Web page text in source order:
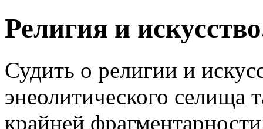
Религия и
Судить о религии и
энеолитического селища
крайней